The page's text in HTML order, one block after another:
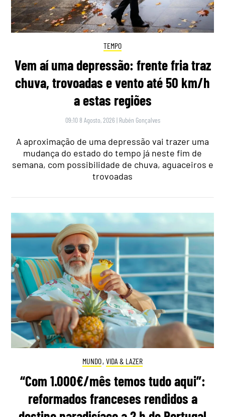
TEMPO
Vem aí uma depressão: frente fria traz
chuva, trovoadas e vento até 50 km/h
a estas regiões
09:10 8 Agosto, 2026 | Rubén Gonçalves
A aproximação de uma depressão vai trazer uma
mudança do estado do tempo já neste fim de
semana, com possibilidade de chuva, aguaceiros e
trovoadas
MUNDO, VIDA & LAZER
“Com 1.000€/mês temos tudo aqui”:
reformados franceses rendidos a